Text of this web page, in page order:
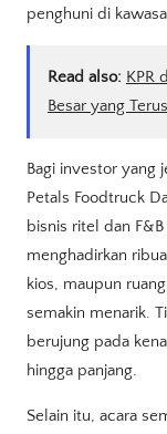
penghuni di
Read also: KPR
Besar yang
Bagi investor yang
Petals Foodtruck
bisnis ritel dan
menghadirkan
kios, maupun
semakin menarik.
berujung pada
hingga panjang.
Selain itu, acara